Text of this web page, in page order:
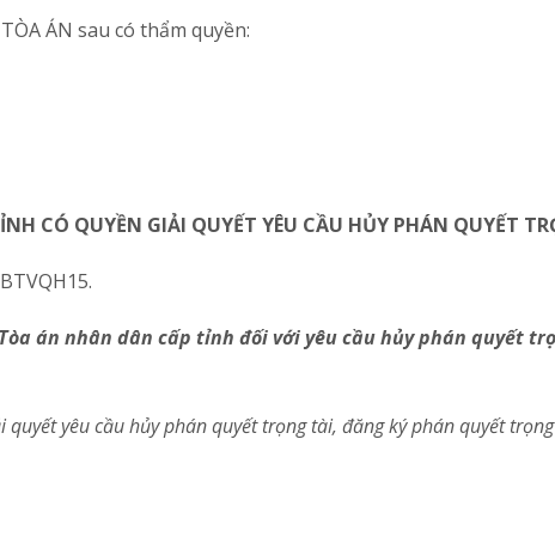
ÁN sau có thẩm quyền:
CÓ QUYỀN GIẢI QUYẾT YÊU CẦU HỦY PHÁN QUYẾT
án nhân dân cấp tỉnh đối với yêu cầu hủy phán quyết
yêu cầu hủy phán quyết trọng tài, đăng ký phán quyết